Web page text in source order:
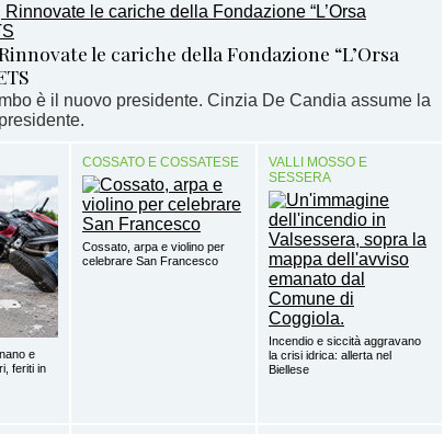
le cariche della Fondazione “L’Orsa
è il nuovo presidente. Cinzia De Candia assume la
e
feriti in
COSSATO E COSSATESE
Cossato, arpa e violino per
celebrare San Francesco
VALLI MOSSO E
SESSERA
Incendio e siccità aggravano
la crisi idrica: allerta nel
Biellese